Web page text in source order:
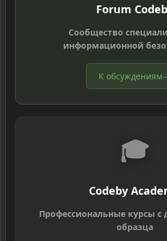
Forum
Сообщество
информационной
К обсуждениям
🎓
Codeby
Профессиональные курсы с
образца